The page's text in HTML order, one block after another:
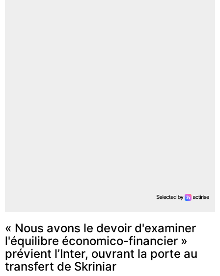
« Nous avons le devoir d'examiner
l'équilibre économico-financier »
prévient l’Inter, ouvrant la porte au
transfert de Skriniar